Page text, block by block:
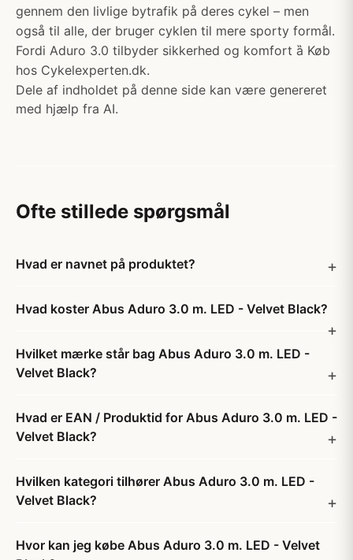
gennem den livlige bytrafik på deres cykel – men
også til alle, der bruger cyklen til mere sporty formål.
Fordi Aduro 3.0 tilbyder sikkerhed og komfort ȁ Køb
hos Cykelexperten.dk.
Dele af indholdet på denne side kan være genereret
med hjælp fra AI.
Ofte stillede spørgsmål
Hvad er navnet på produktet?
Hvad koster Abus Aduro 3.0 m. LED - Velvet Black?
Hvilket mærke står bag Abus Aduro 3.0 m. LED -
Velvet Black?
Hvad er EAN / Produktid for Abus Aduro 3.0 m. LED -
Velvet Black?
Hvilken kategori tilhører Abus Aduro 3.0 m. LED -
Velvet Black?
Hvor kan jeg købe Abus Aduro 3.0 m. LED - Velvet